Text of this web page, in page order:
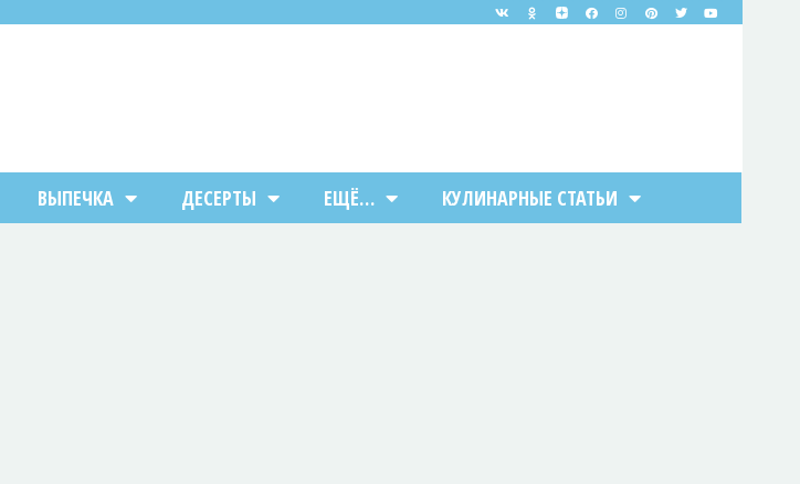
ВЫПЕЧКА ДЕСЕРТЫ ЕЩЁ… КУЛИНАРНЫЕ СТАТЬИ